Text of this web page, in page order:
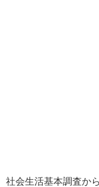
社会生活基本調査か